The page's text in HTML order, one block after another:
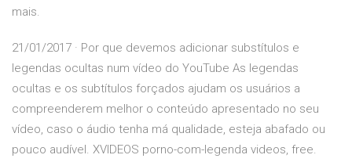
mais.
21/01/2017 · Por que devemos adicionar substítulos e
legendas ocultas num vídeo do YouTube As legendas
ocultas e os subtítulos forçados ajudam os usuários a
compreenderem melhor o conteúdo apresentado no seu
vídeo, caso o áudio tenha má qualidade, esteja abafado ou
pouco audível. XVIDEOS porno-com-legenda videos, free.